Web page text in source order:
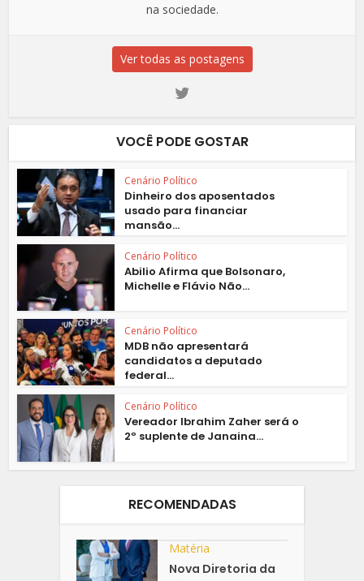
na sociedade.
Ver todas as postagens
VOCÊ PODE GOSTAR
Cenário Político
Dinheiro dos aposentados
usado para financiar
mansão...
Cenário Político
Abilio Afirma que Bolsonaro,
Michelle e Flávio Não...
Cenário Político
MDB não apresentará
candidatos a deputado
federal...
Cenário Político
Vereador Ibrahim Zaher será o
2º suplente de Janaina...
RECOMENDADAS
Matéria
Nova Diretoria da